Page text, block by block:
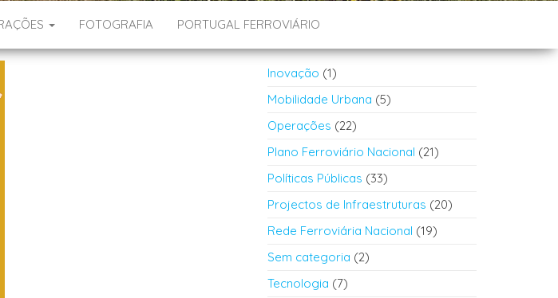
FOTOGRAFIA PORTUGAL FERROVIÁRIO
Inovação (1)
Mobilidade Urbana (5)
Operações (22)
Plano Ferroviário Nacional (21)
Políticas Públicas (33)
Projectos de Infraestruturas (20)
Rede Ferroviária Nacional (19)
Sem categoria (2)
Tecnologia (7)